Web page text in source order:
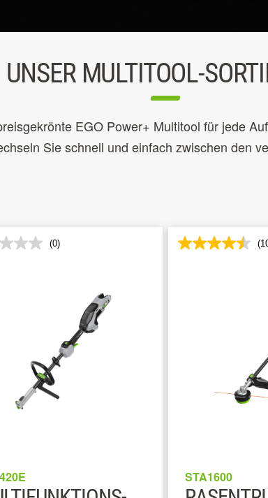
UNSER MULTITOOL-
EGO Power+ Multitool für jede
Sie schnell und einfach zwischen den
(0)
STA1600